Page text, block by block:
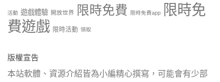
活動 遊戲體驗 開放世界 限時免費 限時免費app
限時免
費遊戲 限時活動 領取
版權宣告
本站軟體、資源介紹皆為小編精心撰寫，可能會有少部